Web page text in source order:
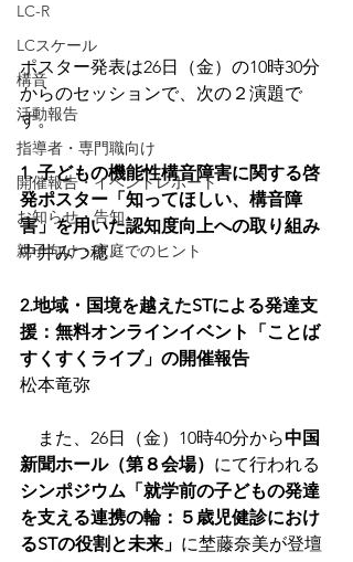
LC-R
LCスケール
構音
活動報告
指導者・専門職向け
開催報告・イベントレポート
お知らせ・告知
親子向け・家庭でのヒント
ポスター発表は26日（金）の10時30分
からのセッションで、次の２演題で
す。
1. 子どもの機能性構音障害に関する啓
発ポスター「知ってほしい、構音障
害」を用いた認知度向上への取り組み
中井みつ穂
2.地域・国境を越えたSTによる発達支
援：無料オンラインイベント「ことば
すくすくライブ」の開催報告
松本竜弥
また、26日（金）10時40分から中国
新聞ホール（第８会場） にて行われる
シンポジウム「就学前の子どもの発達
を支える連携の輪：５歳児健診におけ
るSTの役割と未来」 に埜藤奈美が登壇